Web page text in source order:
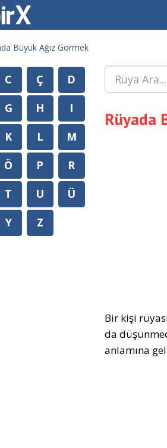
Büyük Ağız Görmek
Rüyada
Bir kişi
da
anlamına
C Ç
D
G H
I
K L
M
Ö P
R
T U
Ü
Y Z